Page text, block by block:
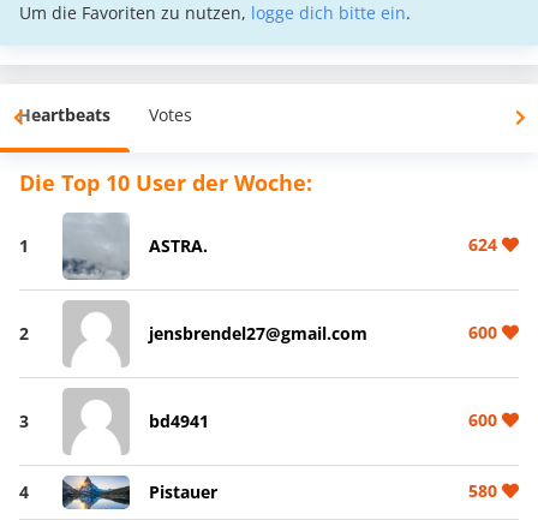
Um die Favoriten zu nutzen, logge dich bitte ein.
Heartbeats Votes
Die Top 10 User der Woche:
1 ASTRA. 624
2 jensbrendel27@gmail.com 600
3 bd4941 600
4 Pistauer 580